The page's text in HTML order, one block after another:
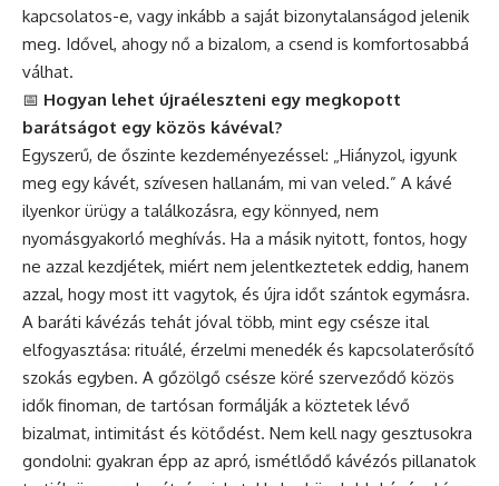
kapcsolatos-e, vagy inkább a saját bizonytalanságod jelenik
meg. Idővel, ahogy nő a bizalom, a csend is komfortosabbá
válhat.
📅 Hogyan lehet újraéleszteni egy megkopott
barátságot egy közös kávéval?
Egyszerű, de őszinte kezdeményezéssel: „Hiányzol, igyunk
meg egy kávét, szívesen hallanám, mi van veled.” A kávé
ilyenkor ürügy a találkozásra, egy könnyed, nem
nyomásgyakorló meghívás. Ha a másik nyitott, fontos, hogy
ne azzal kezdjétek, miért nem jelentkeztetek eddig, hanem
azzal, hogy most itt vagytok, és újra időt szántok egymásra.
A baráti kávézás tehát jóval több, mint egy csésze ital
elfogyasztása: rituálé, érzelmi menedék és kapcsolaterősítő
szokás egyben. A gőzölgő csésze köré szerveződő közös
idők finoman, de tartósan formálják a köztetek lévő
bizalmat, intimitást és kötődést. Nem kell nagy gesztusokra
gondolni: gyakran épp az apró, ismétlődő kávézós pillanatok